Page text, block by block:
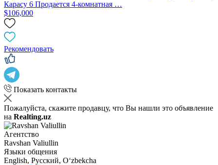
Карасу 6 Продается 4-комнатная …
$106,000
Рекомендовать
Показать контакты
Пожалуйста, скажите продавцу, что Вы нашли это объявление
на Realting.uz
Агентство
Ravshan Valiullin
Языки общения
English, Русский, Oʻzbekcha